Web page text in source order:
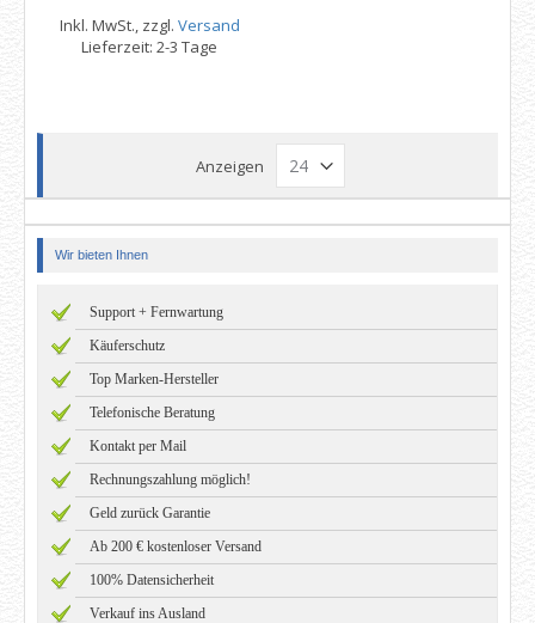
Inkl. MwSt., zzgl. Versand
Lieferzeit: 2-3 Tage
Anzeigen
Wir bieten Ihnen
Support + Fernwartung
Käuferschutz
Top Marken-Hersteller
Telefonische Beratung
Kontakt per Mail
Rechnungszahlung möglich!
Geld zurück Garantie
Ab 200 € kostenloser Versand
100% Datensicherheit
Verkauf ins Ausland